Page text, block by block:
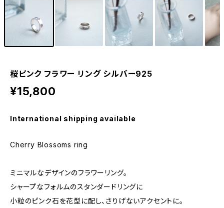
桜ピンク フラワー リング シルバー925
¥15,800
International shipping available
Cherry Blossoms ring
ミニマルなデザインのフラワーリング。
シャープなフォルムのスタンダードリングに
小粒のピンク石を花型に配し、さりげないアクセントに。